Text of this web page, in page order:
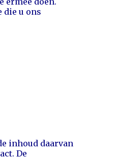
die u ons
inhoud daarvan
De